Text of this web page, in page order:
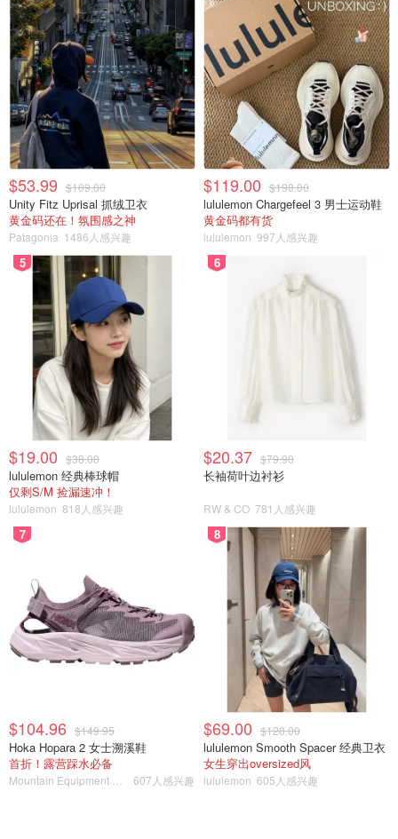
来自官网
除了捕捉极光之外，白天还可以体验这个独特的北方社区的
历史和文化，包括雪鞋行走冒险、令人振奋的狗拉雪橇穿越
北方森林、参观当地的 Itsanitaq 博物馆等等！
AuroraCentre
208A Strickland Street, Whitehorse, Yukon, Canada
https://www.arcticrange.com/en
如果你想在帐篷里过夜，并在追逐极光的同时感觉像是在冒
险，那么这家旅行社可以提供帮助。
Discover Churchill Tours
https://discoverchurchill.com/northern-lights-tours-2022/
$53.99 $109.00
Unity Fitz Uprisal 抓绒卫衣
黄金码还在！氛围感之神
Patagonia 1486人感兴趣
$119.00 $198.00
lululemon Chargefeel 3 男士运动鞋
黄金码都有货
lululemon 997人感兴趣
5
$19.00 $38.00
lululemon 经典棒球帽
仅剩S/M 捡漏速冲！
lululemon 818人感兴趣
6
$20.37 $79.90
长袖荷叶边衬衫
RW & CO 781人感兴趣
7
$104.96 $149.95
Hoka Hopara 2 女士溯溪鞋
首折！露营踩水必备
607人感兴趣
8
$69.00 $128.00
lululemon Smooth Spacer 经典卫衣
女生穿出oversized风
lululemon 605人感兴趣